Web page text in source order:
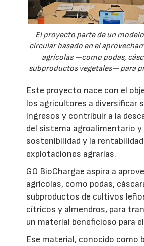
El proyecto parte de un
circular basado en el
agrícolas —como podas,
subproductos vegetales— para
Este proyecto nace con el
los agricultores a diversificar
ingresos y contribuir a la
del sistema agroalimentario y
sostenibilidad y la rentabilidad
explotaciones agrarias.
GO BioChargae aspira a
agrícolas, como podas,
subproductos de cultivos
cítricos y almendros, para
un material beneficioso para
Ese material, conocido como